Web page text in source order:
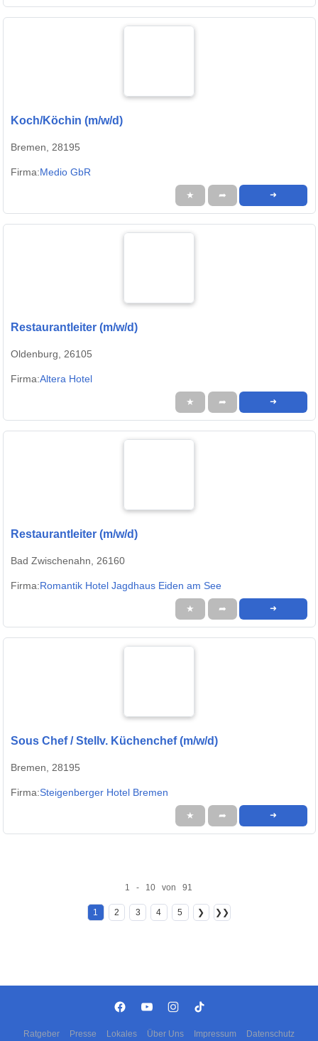
Koch/Köchin (m/w/d)
Bremen, 28195
Firma:Medio GbR
★ ➦ ➜
Restaurantleiter (m/w/d)
Oldenburg, 26105
Firma:Altera Hotel
★ ➦ ➜
Restaurantleiter (m/w/d)
Bad Zwischenahn, 26160
Firma:Romantik Hotel Jagdhaus Eiden am See
★ ➦ ➜
Sous Chef / Stellv. Küchenchef (m/w/d)
Bremen, 28195
Firma:Steigenberger Hotel Bremen
★ ➦ ➜
1 - 10 von 91
1 2 3 4 5 ❯ ❯❯
Ratgeber Presse Lokales Über Uns Impressum Datenschutz